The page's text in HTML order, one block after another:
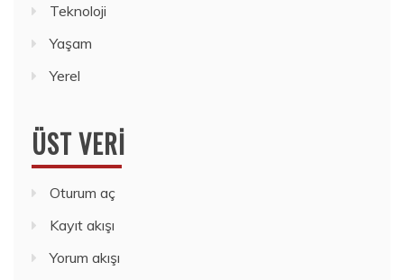
Teknoloji
Yaşam
Yerel
ÜST VERI
Oturum aç
Kayıt akışı
Yorum akışı